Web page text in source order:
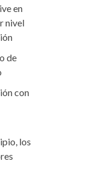
en
nivel
de
con
los